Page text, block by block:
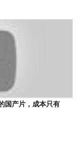
国产片，成本只有